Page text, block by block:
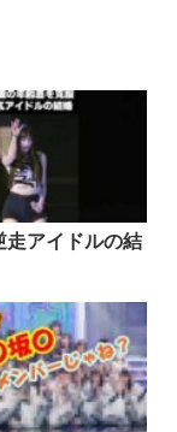
走アイドルの結